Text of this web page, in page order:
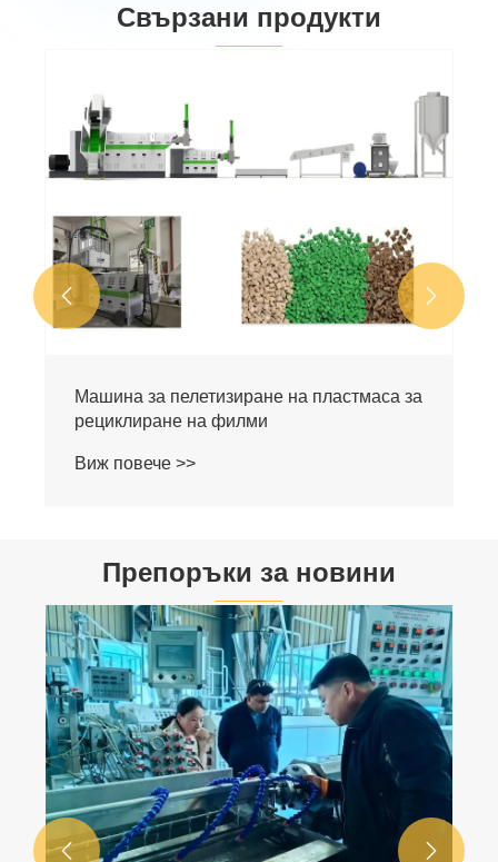
Свързани продукти
Машинно превръщане на пластмасовите
отпадъци в WPC профил
Виж повече >>
 
Препоръки за новини
Какво е максималното съдържание на
влага в дървесния прах за направата на
WPC декинг?
Виж повече >>
 